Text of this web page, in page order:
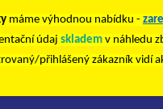
máme výhodnou nabídku -
údaj skladem v náhledu
přihlášený zákazník vidí